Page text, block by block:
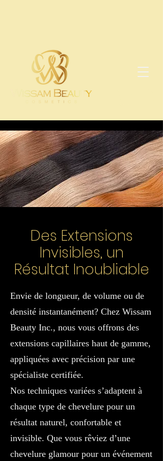
Des Extensions
Invisibles, un
Résultat Inoubliable
Envie de longueur, de volume ou de
densité instantanément? Chez Wissam
Beauty Inc., nous vous offrons des
extensions capillaires haut de gamme,
appliquées avec précision par une
spécialiste certifiée.
Nos techniques variées s’adaptent à
chaque type de chevelure pour un
résultat naturel, confortable et
invisible. Que vous rêviez d’une
chevelure glamour pour un événement